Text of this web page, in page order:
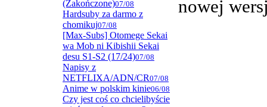
(Zakończone)07/08
Hardsuby za darmo z
chomikuj07/08
[Max-Subs] Otomege Sekai
wa Mob ni Kibishii Sekai
desu S1-S2 (17/24)07/08
Napisy z
NETFLIXA/ADN/CR07/08
Anime w polskim kinie06/08
Czy jest coś co chcielibyście
nowej